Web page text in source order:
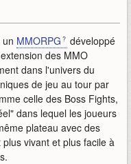
MMORPG
développé
des MMO
dans l'univers du
de jeu au tour par
celle des Boss Fights,
dans lequel les joueurs
plateau avec des
vivant et plus facile à